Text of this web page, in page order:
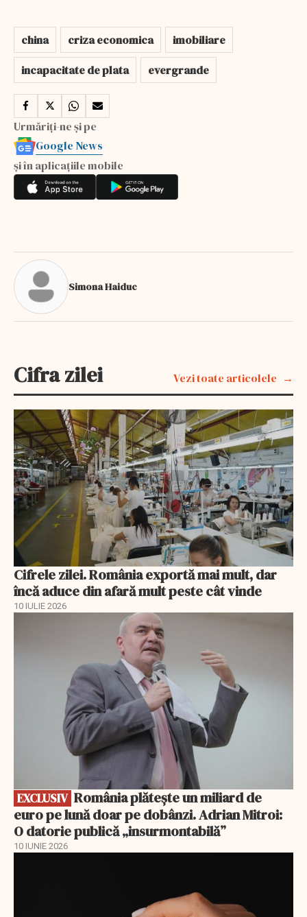
china criza economica
imobiliare
incapacitate de plata
evergrande
Urmăriți-ne și pe
Google News
și în aplicațiile mobile
Simona Haiduc
Cifra zilei Vezi toate articolele
Cifrele zilei. România exportă mai mult, dar
încă aduce din afară mult peste cât vinde
10 IULIE 2026
EXCLUSIV
euro pe lună doar pe dobânzi. Adrian Mitroi:
O datorie publică „insurmontabilă”
10 IUNIE 2026